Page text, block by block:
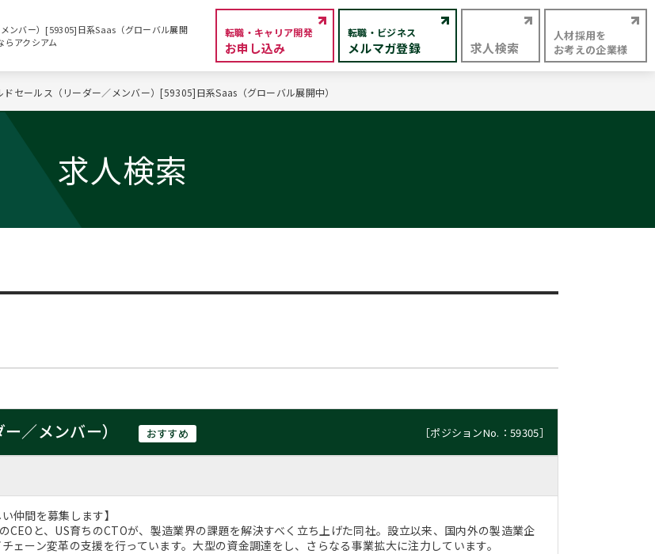
ンバー）[59305]日系Saas（グローバル展開
らアクシアム
転職・キャリア開発
お申し込み
転職・ビジネス
メルマガ登録 求人検索
人材採用を
お考えの企業様
セールス（リーダー／メンバー）[59305]日系Saas（グローバル展開中）
求人検索
／メンバー） おすすめ ［ポジションNo.：59305］
仲間を募集します】
CEOと、US育ちのCTOが、製造業界の課題を解決すべく立ち上げた同社。設立以来、国内外の製造業企
ェーン変革の支援を行っています。大型の資金調達をし、さらなる事業拡大に注力しています。